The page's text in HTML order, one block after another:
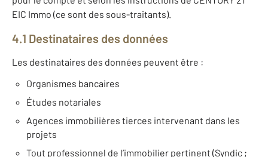
EIC Immo (ce sont des sous-traitants).
4.1 Destinataires des données
Les destinataires des données peuvent être :
Organismes bancaires
Études notariales
Agences immobilières tierces intervenant dans les
projets
Tout professionnel de l’immobilier pertinent (Syndic ;